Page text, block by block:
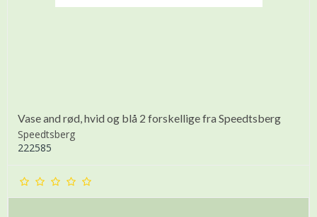
Vase and rød, hvid og blå 2 forskellige fra Speedtsberg
Speedtsberg
222585